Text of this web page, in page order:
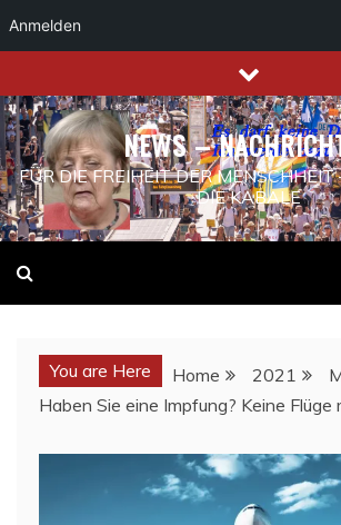
Anmelden
to
content
NEWS –
FÜR DIE FREIHEIT DER MENSCHHEIT
DIE KABALE
You are Here Home 2021
Haben Sie eine Impfung? Keine Flüge